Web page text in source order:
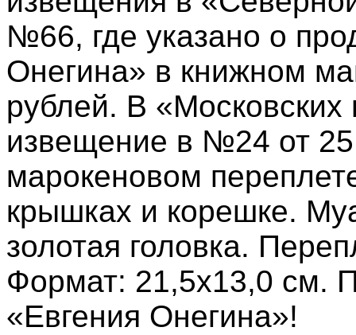
№66, где указано о
Онегина» в книжном
рублей. В
извещение в №24 от
марокеновом
крышках и корешке.
золотая головка.
Формат: 21,5х13,0 см.
«Евгения Онегина»!